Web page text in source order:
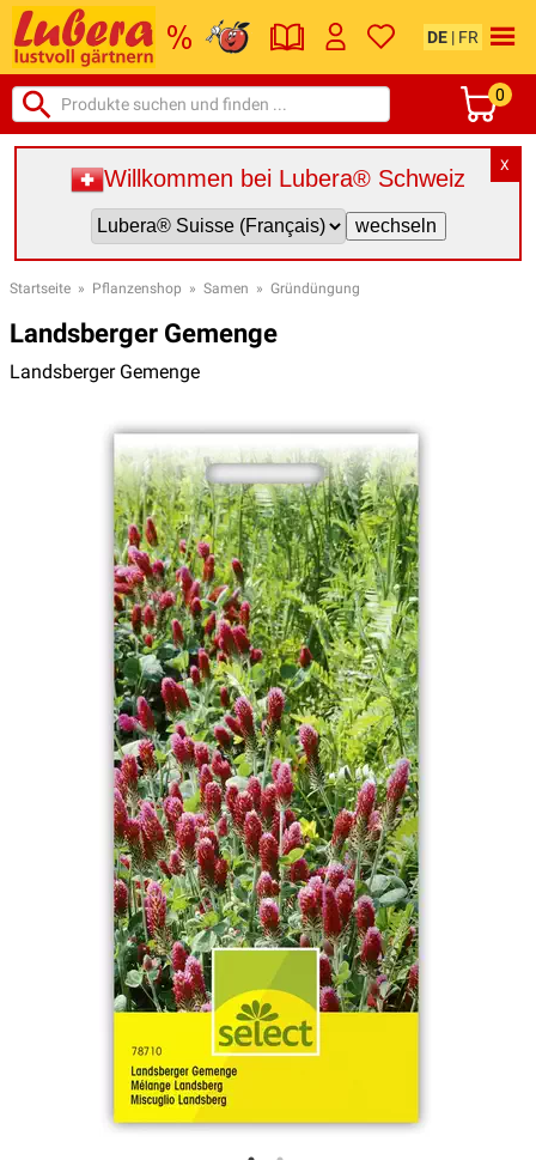
DE | FR
0
X
Willkommen bei Lubera® Schweiz
Startseite » Pflanzenshop » Samen » Gründüngung
Landsberger Gemenge
Landsberger Gemenge